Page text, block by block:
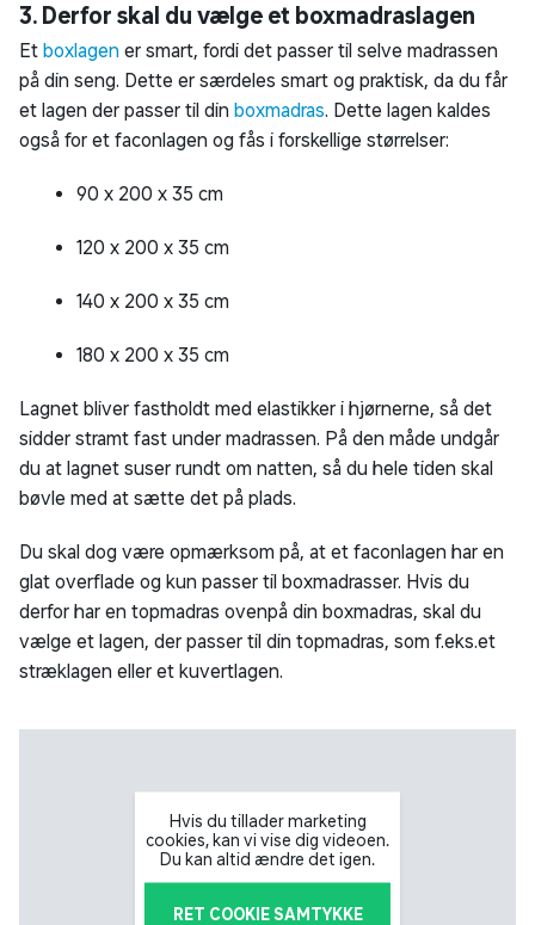
3. Derfor skal du vælge et boxmadraslagen
Et boxlagen er smart, fordi det passer til selve madrassen
på din seng. Dette er særdeles smart og praktisk, da du får
et lagen der passer til din boxmadras. Dette lagen kaldes
også for et faconlagen og fås i forskellige størrelser:
90 x 200 x 35 cm
120 x 200 x 35 cm
140 x 200 x 35 cm
180 x 200 x 35 cm
Lagnet bliver fastholdt med elastikker i hjørnerne, så det
sidder stramt fast under madrassen. På den måde undgår
du at lagnet suser rundt om natten, så du hele tiden skal
bøvle med at sætte det på plads.
Du skal dog være opmærksom på, at et faconlagen har en
glat overflade og kun passer til boxmadrasser. Hvis du
derfor har en topmadras ovenpå din boxmadras, skal du
vælge et lagen, der passer til din topmadras, som f.eks.et
stræklagen eller et kuvertlagen.
Hvis du tillader marketing
cookies, kan vi vise dig videoen.
Du kan altid ændre det igen.
RET COOKIE SAMTYKKE